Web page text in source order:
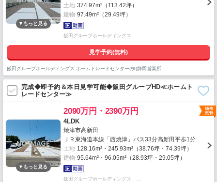
土地 374.97m²（113.42坪）
建物 97.49m²（29.49坪）
飯田グループホールディングス …
見学予約(無料)
飯田グループホールディングス ホームトレードセンター(株)静岡営業所
完成◆即予約＆本日見学可能◆飯田グループHD≪ホームト
レードセンター≫
2090万円・2390万円
4LDK
焼津市高新田
ＪＲ東海道本線「西焼津」バス33分高新田平歩1分
土地 128.16m²・245.93m²（38.76坪・74.39坪）
建物 95.64m²・96.05m²（28.93坪・29.05坪）
飯田グループホールディングス …